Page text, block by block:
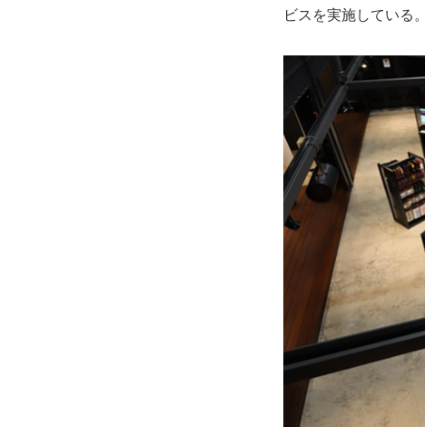
ビスを実施している。